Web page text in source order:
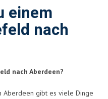
einem
nach
nach Aberdeen?
Aberdeen gibt es viele Dinge